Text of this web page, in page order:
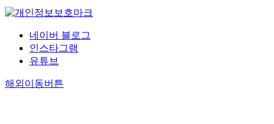
네이버 블로그
인스타그램
유튜브
해외이동버튼